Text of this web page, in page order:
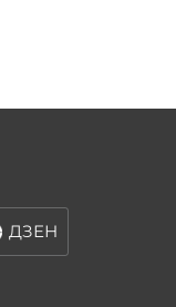
ДЗЕН